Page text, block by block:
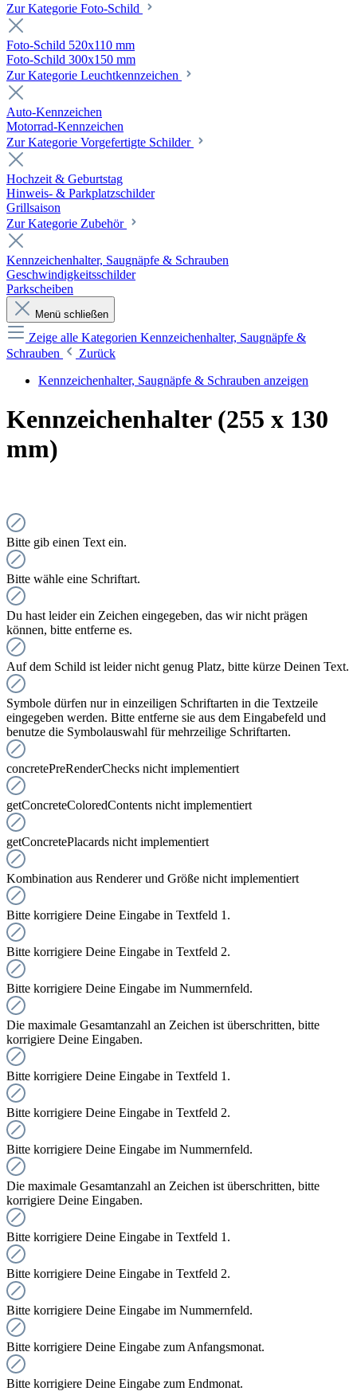
Zur Kategorie Foto-Schild
Foto-Schild 520x110 mm
Foto-Schild 300x150 mm
Zur Kategorie Leuchtkennzeichen
Auto-Kennzeichen
Motorrad-Kennzeichen
Zur Kategorie Vorgefertigte Schilder
Hochzeit & Geburtstag
Hinweis- & Parkplatzschilder
Grillsaison
Zur Kategorie Zubehör
Kennzeichenhalter, Saugnäpfe & Schrauben
Geschwindigkeitsschilder
Parkscheiben
Menü schließen
Zeige alle Kategorien Kennzeichenhalter, Saugnäpfe &
Schrauben
Zurück
Kennzeichenhalter, Saugnäpfe & Schrauben anzeigen
Kennzeichenhalter (255 x 130
mm)
Bitte gib einen Text ein.
Bitte wähle eine Schriftart.
Du hast leider ein Zeichen eingegeben, das wir nicht prägen
können, bitte entferne es.
Auf dem Schild ist leider nicht genug Platz, bitte kürze Deinen Text.
Symbole dürfen nur in einzeiligen Schriftarten in die Textzeile
eingegeben werden. Bitte entferne sie aus dem Eingabefeld und
benutze die Symbolauswahl für mehrzeilige Schriftarten.
concretePreRenderChecks nicht implementiert
getConcreteColoredContents nicht implementiert
getConcretePlacards nicht implementiert
Kombination aus Renderer und Größe nicht implementiert
Bitte korrigiere Deine Eingabe in Textfeld 1.
Bitte korrigiere Deine Eingabe in Textfeld 2.
Bitte korrigiere Deine Eingabe im Nummernfeld.
Die maximale Gesamtanzahl an Zeichen ist überschritten, bitte
korrigiere Deine Eingaben.
Bitte korrigiere Deine Eingabe in Textfeld 1.
Bitte korrigiere Deine Eingabe in Textfeld 2.
Bitte korrigiere Deine Eingabe im Nummernfeld.
Die maximale Gesamtanzahl an Zeichen ist überschritten, bitte
korrigiere Deine Eingaben.
Bitte korrigiere Deine Eingabe in Textfeld 1.
Bitte korrigiere Deine Eingabe in Textfeld 2.
Bitte korrigiere Deine Eingabe im Nummernfeld.
Bitte korrigiere Deine Eingabe zum Anfangsmonat.
Bitte korrigiere Deine Eingabe zum Endmonat.